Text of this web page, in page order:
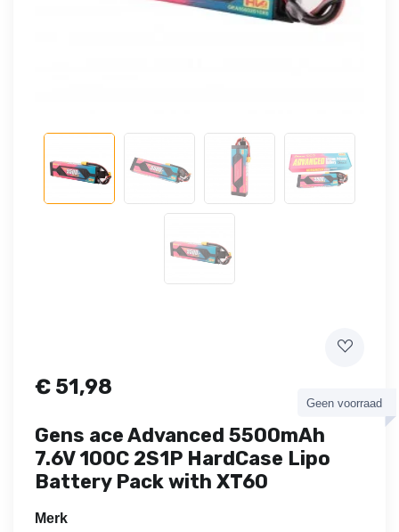
€ 51,98
Geen voorraad
Gens ace Advanced 5500mAh
7.6V 100C 2S1P HardCase Lipo
Battery Pack with XT60
Merk